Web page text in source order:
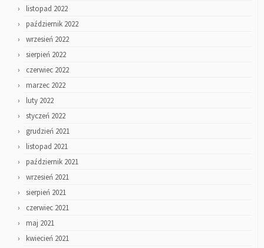
listopad 2022
październik 2022
wrzesień 2022
sierpień 2022
czerwiec 2022
marzec 2022
luty 2022
styczeń 2022
grudzień 2021
listopad 2021
październik 2021
wrzesień 2021
sierpień 2021
czerwiec 2021
maj 2021
kwiecień 2021